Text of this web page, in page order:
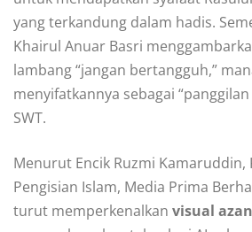
yang terkandung dalam hadis.
Khairul Anuar Basri
lambang “jangan bertangguh,”
menyifatkannya sebagai
SWT.
Menurut Encik Ruzmi Kamaruddin,
Pengisian Islam, Media Prima
turut memperkenalkan visual